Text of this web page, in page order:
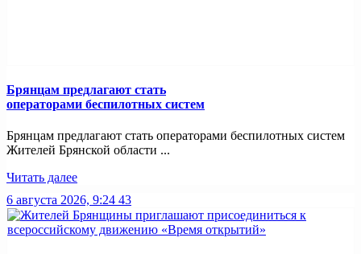
Брянцам предлагают стать
оперaторами бeспилотных систeм
Брянцам предлагают стать оперaторами бeспилотных систeм
Жителей Брянской области ...
Читать далее
6 августа 2026, 9:24 43